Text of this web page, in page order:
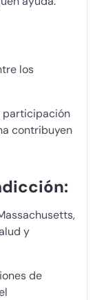
los
participación
contribuyen
y
de